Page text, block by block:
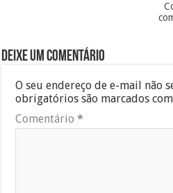
Deixe um comentário
O seu endereço de e-mail não
obrigatórios são marcados
Comentário*